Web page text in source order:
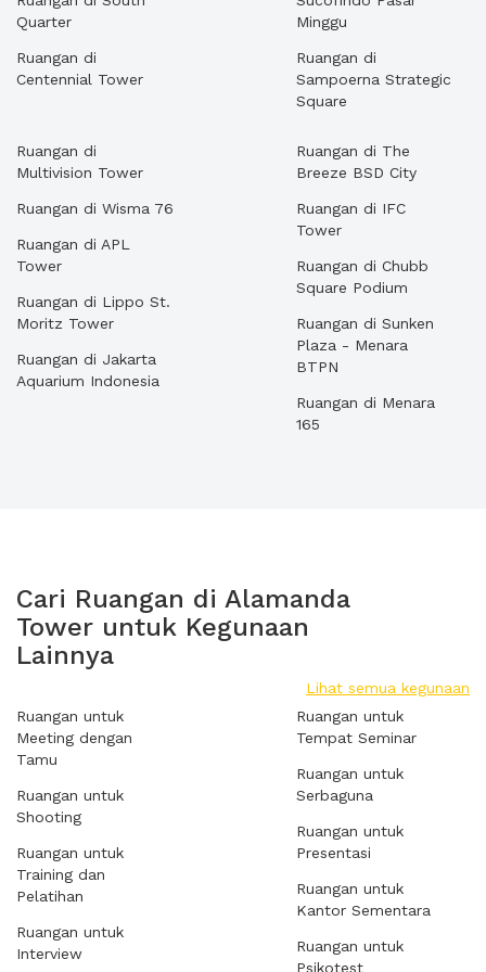
Quarter
Ruangan di
Centennial Tower
Minggu
Ruangan di
Sampoerna Strategic
Square
Ruangan di
Multivision Tower
Ruangan di Wisma 76
Ruangan di APL
Tower
Ruangan di Lippo St.
Moritz Tower
Ruangan di Jakarta
Aquarium Indonesia
Ruangan di The
Breeze BSD City
Ruangan di IFC
Tower
Ruangan di Chubb
Square Podium
Ruangan di Sunken
Plaza - Menara
BTPN
Ruangan di Menara
165
Cari Ruangan di Alamanda
Tower untuk Kegunaan
Lainnya
Lihat semua kegunaan
Ruangan untuk
Meeting dengan
Tamu
Ruangan untuk
Shooting
Ruangan untuk
Training dan
Pelatihan
Ruangan untuk
Interview
Ruangan untuk
Tempat Seminar
Ruangan untuk
Serbaguna
Ruangan untuk
Presentasi
Ruangan untuk
Kantor Sementara
Ruangan untuk
Psikotest